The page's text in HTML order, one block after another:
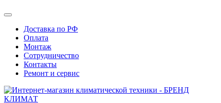
Доставка по РФ
Оплата
Монтаж
Сотрудничество
Контакты
Ремонт и сервис